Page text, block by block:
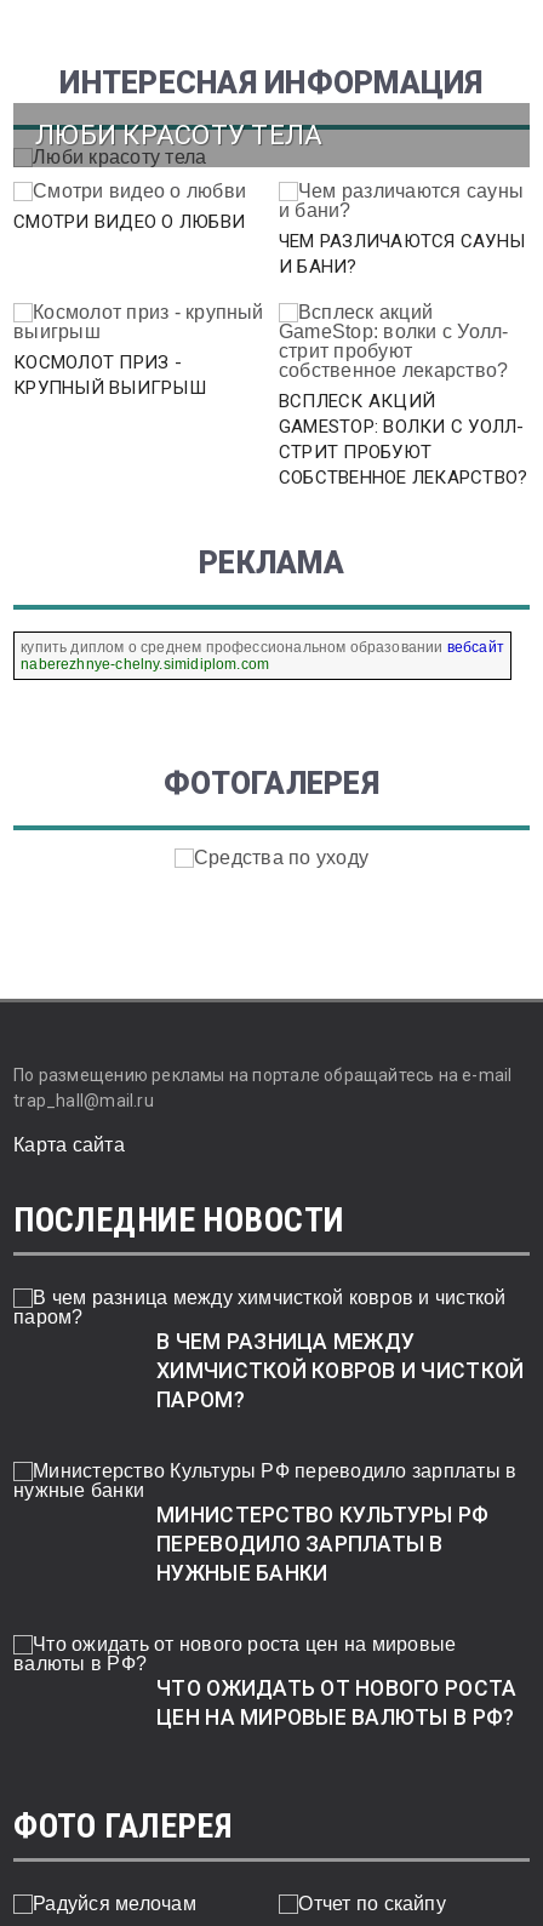
ИНТЕРЕСНАЯ ИНФОРМАЦИЯ
ЛЮБИ КРАСОТУ ТЕЛА
СМОТРИ ВИДЕО О ЛЮБВИ
ЧЕМ РАЗЛИЧАЮТСЯ САУНЫ
И БАНИ?
КОСМОЛОТ ПРИЗ -
КРУПНЫЙ ВЫИГРЫШ
ВСПЛЕСК АКЦИЙ
GAMESTOP: ВОЛКИ С УОЛЛ-
СТРИТ ПРОБУЮТ
СОБСТВЕННОЕ ЛЕКАРСТВО?
РЕКЛАМА
купить диплом о среднем профессиональном образовании вебсайт
naberezhnye-chelny.simidiplom.com
ФОТОГАЛЕРЕЯ
По размещению рекламы на портале обращайтесь на e-mail
trap_hall@mail.ru
Карта сайта
ПОСЛЕДНИЕ НОВОСТИ
В ЧЕМ РАЗНИЦА МЕЖДУ
ХИМЧИСТКОЙ КОВРОВ И ЧИСТКОЙ
ПАРОМ?
МИНИСТЕРСТВО КУЛЬТУРЫ РФ
ПЕРЕВОДИЛО ЗАРПЛАТЫ В
НУЖНЫЕ БАНКИ
ЧТО ОЖИДАТЬ ОТ НОВОГО РОСТА
ЦЕН НА МИРОВЫЕ ВАЛЮТЫ В РФ?
ФОТО ГАЛЕРЕЯ